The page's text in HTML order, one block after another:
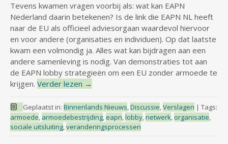
Tevens kwamen vragen voorbij als: wat kan EAPN
Nederland daarin betekenen? Is de link die EAPN NL heeft
naar de EU als officieel adviesorgaan waardevol hiervoor
en voor andere (organisaties en individuen). Op dat laatste
kwam een volmondig ja. Alles wat kan bijdragen aan een
andere samenleving is nodig. Van demonstraties tot aan
de EAPN lobby strategieën om een EU zonder armoede te
krijgen. Verder lezen →
Geplaatst in: Binnenlands Nieuws,Discussie,Verslagen | Tags:
armoede, armoedebestrijding, eapn,lobby,netwerk, organisatie,
sociale uitsluiting,veranderingsprocessen